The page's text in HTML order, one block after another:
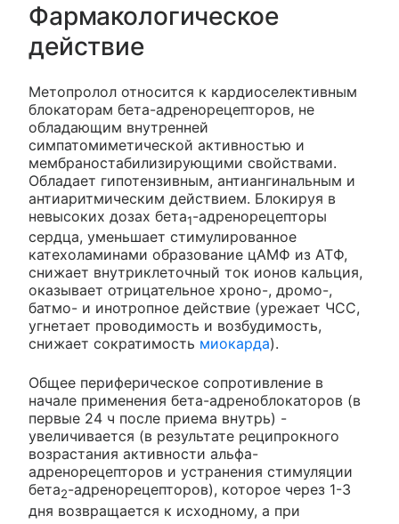
Фармакологическое
действие
Метопролол относится к кардиоселективным
блокаторам бета-адренорецепторов, не
обладающим внутренней
симпатомиметической активностью и
мембраностабилизирующими свойствами.
Обладает гипотензивным, антиангинальным и
антиаритмическим действием. Блокируя в
невысоких дозах бета1-адренорецепторы
сердца, уменьшает стимулированное
катехоламинами образование цАМФ из АТФ,
снижает внутриклеточный ток ионов кальция,
оказывает отрицательное хроно-, дромо-,
батмо- и инотропное действие (урежает ЧСС,
угнетает проводимость и возбудимость,
снижает сократимость миокарда).
Общее периферическое сопротивление в
начале применения бета-адреноблокаторов (в
первые 24 ч после приема внутрь) -
увеличивается (в результате реципрокного
возрастания активности альфа-
адренорецепторов и устранения стимуляции
бета2-адренорецепторов), которое через 1-3
дня возвращается к исходному, а при